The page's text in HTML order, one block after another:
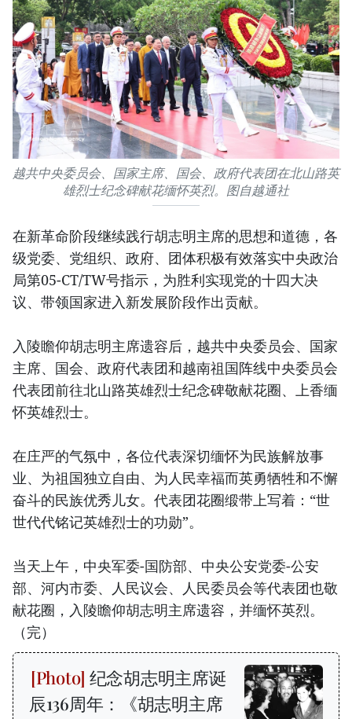
越共中央委员会、国家主席、国会、政府代表团在北山路英
雄烈士纪念碑献花缅怀英烈。图自越通社
在新革命阶段继续践行胡志明主席的思想和道德，各
级党委、党组织、政府、团体积极有效落实中央政治
局第05-CT/TW号指示，为胜利实现党的十四大决
议、带领国家进入新发展阶段作出贡献。
入陵瞻仰胡志明主席遗容后，越共中央委员会、国家
主席、国会、政府代表团和越南祖国阵线中央委员会
代表团前往北山路英雄烈士纪念碑敬献花圈、上香缅
怀英雄烈士。
在庄严的气氛中，各位代表深切缅怀为民族解放事
业、为祖国独立自由、为人民幸福而英勇牺牲和不懈
奋斗的民族优秀儿女。代表团花圈缎带上写着：“世
世代代铭记英雄烈士的功勋”。
当天上午，中央军委-国防部、中央公安党委-公安
部、河内市委、人民议会、人民委员会等代表团也敬
献花圈，入陵瞻仰胡志明主席遗容，并缅怀英烈。
（完）
纪念胡志明主席诞
辰136周年：《胡志明主席